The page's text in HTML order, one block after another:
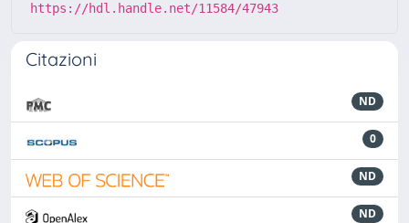
https://hdl.handle.net/11584/47943
Citazioni
ND
0
ND
ND